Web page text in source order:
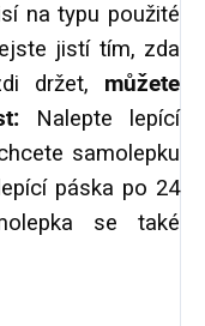
na typu použité
jistí tím, zda
držet, můžete
Nalepte lepící
samolepku
páska po 24
se také